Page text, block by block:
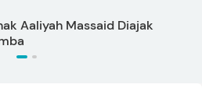
Aaliyah Massaid Diajak